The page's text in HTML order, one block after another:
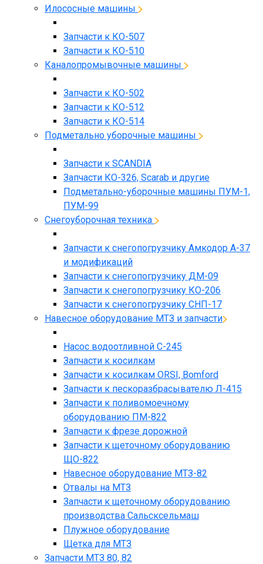
Илососные машины
Запчасти к КО-507
Запчасти к КО-510
Каналопромывочные машины
Запчасти к КО-502
Запчасти к КО-512
Запчасти к КО-514
Подметально уборочные машины
Запчасти к SCANDIA
Запчасти КО-326, Scarab и другие
Подметально-уборочные машины ПУМ-1,
ПУМ-99
Снегоуборочная техника
Запчасти к снегопогрузчику Амкодор А-37
и модификаций
Запчасти к снегопогрузчику ДМ-09
Запчасти к снегопогрузчику КО-206
Запчасти к снегопогрузчику СНП-17
Навесное оборудование МТЗ и запчасти
Насос водоотливной С-245
Запчасти к косилкам
Запчасти к косилкам ORSI, Bomford
Запчасти к пескоразбрасывателю Л-415
Запчасти к поливомоечному
оборудованию ПМ-822
Запчасти к фрезе дорожной
Запчасти к щеточному оборудованию
ЩО-822
Навесное оборудование МТЗ-82
Отвалы на МТЗ
Запчасти к щеточному оборудованию
производства Сальсксельмаш
Плужное оборудование
Щетка для МТЗ
Запчасти МТЗ 80, 82